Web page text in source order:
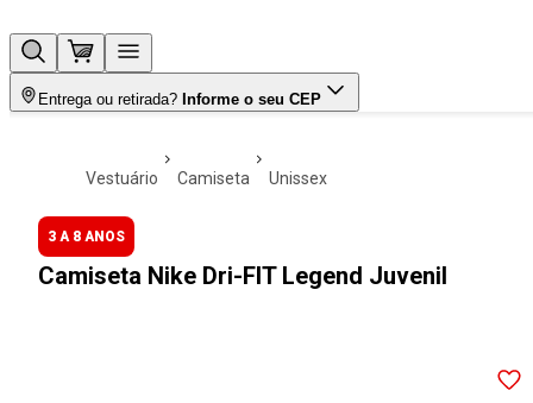
Entrega ou retirada? Informe o seu CEP
vestuário camiseta unissex
3 A 8 ANOS
Camiseta Nike Dri-FIT Legend Juvenil